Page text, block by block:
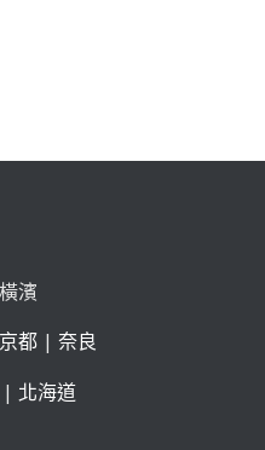
濱
京都| 奈良
| 北海道